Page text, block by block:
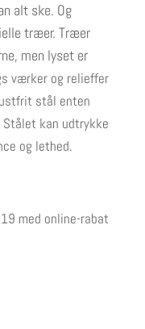
alt ske. Og
træer. Træer
men lyset er
værker og relieffer
stål enten
kan udtrykke
og lethed.
med online-rabat